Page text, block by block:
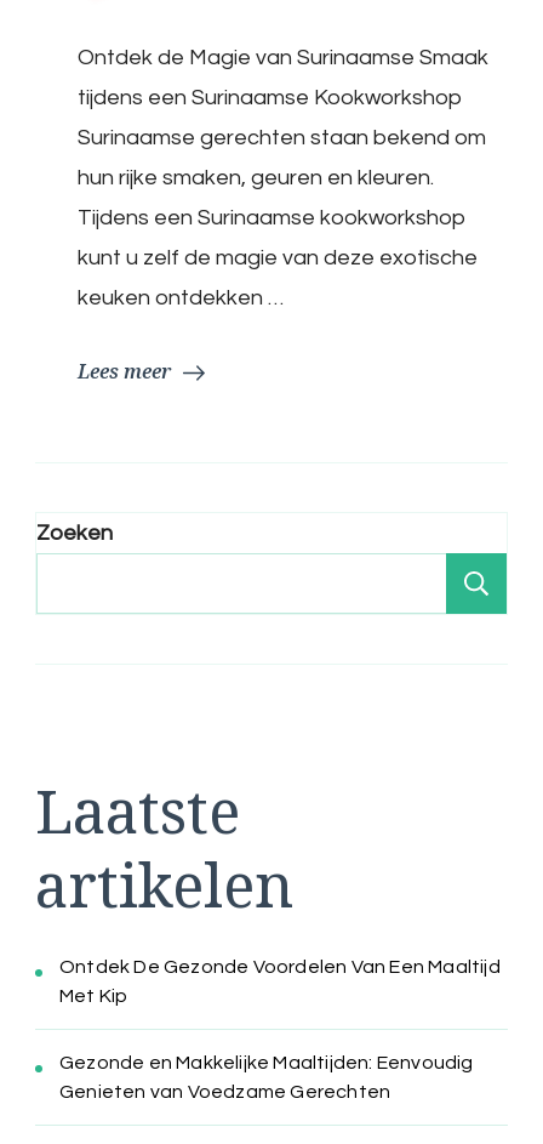
Magie
van
een
Surinaamse
Leer
de
van
Ontdek de Magie van Surinaamse Smaak
tijdens een Surinaamse Kookworkshop
Surinaamse gerechten staan bekend om
hun rijke smaken, geuren en kleuren.
Tijdens een Surinaamse kookworkshop
kunt u zelf de magie van deze exotische
keuken ontdekken …
Lees meer
Zoeken
Laatste
artikelen
Ontdek De Gezonde Voordelen Van Een Maaltijd
Met Kip
Gezonde en Makkelijke Maaltijden: Eenvoudig
Genieten van Voedzame Gerechten